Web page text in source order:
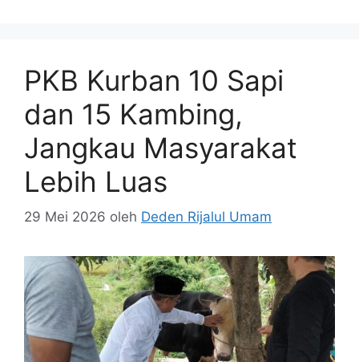
PKB Kurban 10 Sapi
dan 15 Kambing,
Jangkau Masyarakat
Lebih Luas
29 Mei 2026 oleh Deden Rijalul Umam